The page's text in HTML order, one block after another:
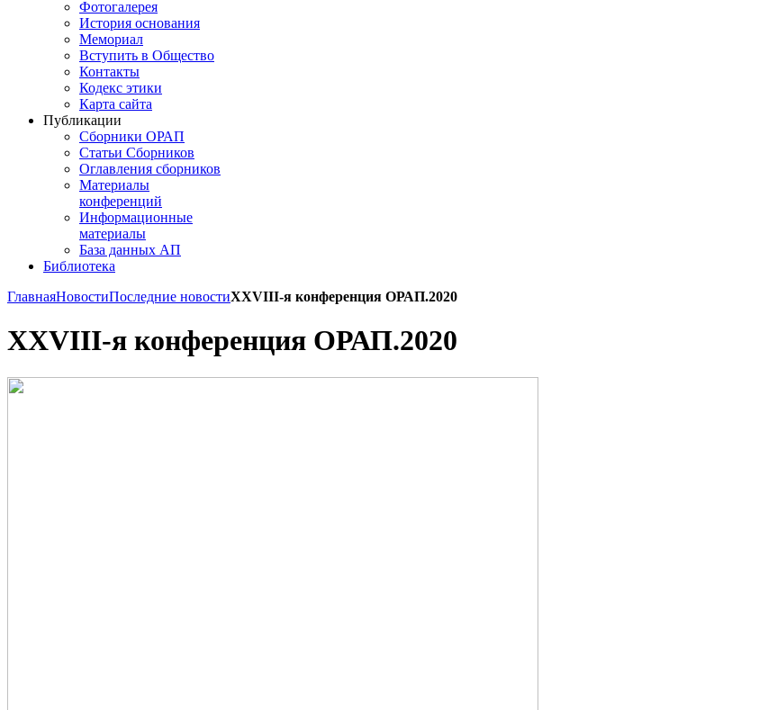
Фотогалерея
История основания
Мемориал
Вступить в Общество
Контакты
Кодекс этики
Карта сайта
Публикации
Сборники ОРАП
Статьи Сборников
Оглавления сборников
Материалы
конференций
Информационные
материалы
База данных АП
Библиотека
ГлавнаяНовостиПоследние новостиXXVIII-я конференция ОРАП.2020
XXVIII-я конференция ОРАП.2020